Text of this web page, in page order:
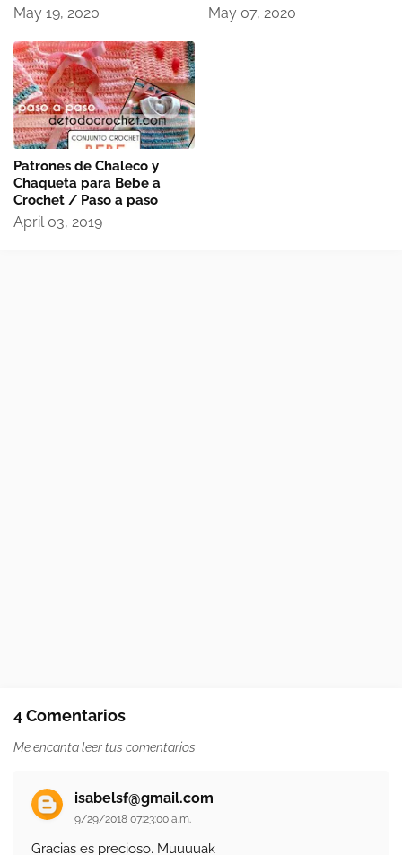
May 19, 2020 May 07, 2020
Patrones de Chaleco y
Chaqueta para Bebe a
Crochet / Paso a paso
April 03, 2019
4 Comentarios
Me encanta leer tus comentarios
isabelsf@gmail.com
9/29/2018 07:23:00 a.m.
Gracias es precioso. Muuuuak